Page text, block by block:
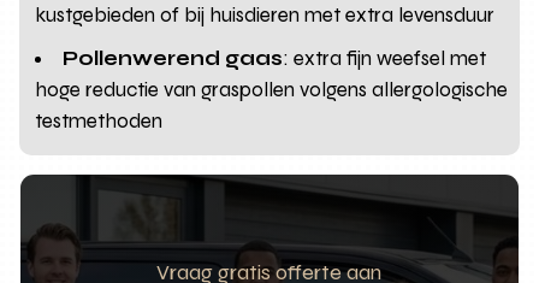
kustgebieden of bij huisdieren met extra levensduur
Pollenwerend gaas: extra fijn weefsel met
hoge reductie van graspollen volgens allergologische
testmethoden
Vraag gratis offerte aan